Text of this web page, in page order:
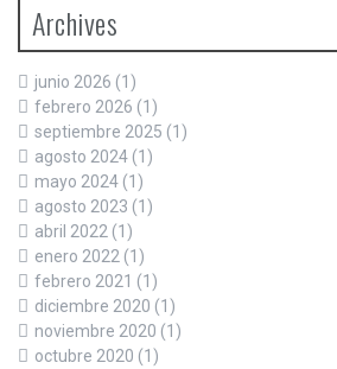
Archives
junio 2026 (1)
febrero 2026 (1)
septiembre 2025 (1)
agosto 2024 (1)
mayo 2024 (1)
agosto 2023 (1)
abril 2022 (1)
enero 2022 (1)
febrero 2021 (1)
diciembre 2020 (1)
noviembre 2020 (1)
octubre 2020 (1)